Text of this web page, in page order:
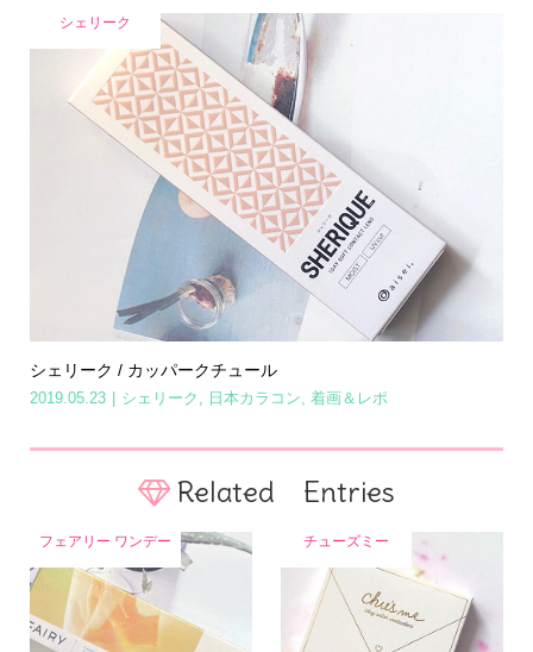
シェリーク
シェリーク / カッパークチュール
2019.05.23 シェリーク , 日本カラコン, 着画＆レポ
Related Entries
フェアリー ワンデー チューズミー